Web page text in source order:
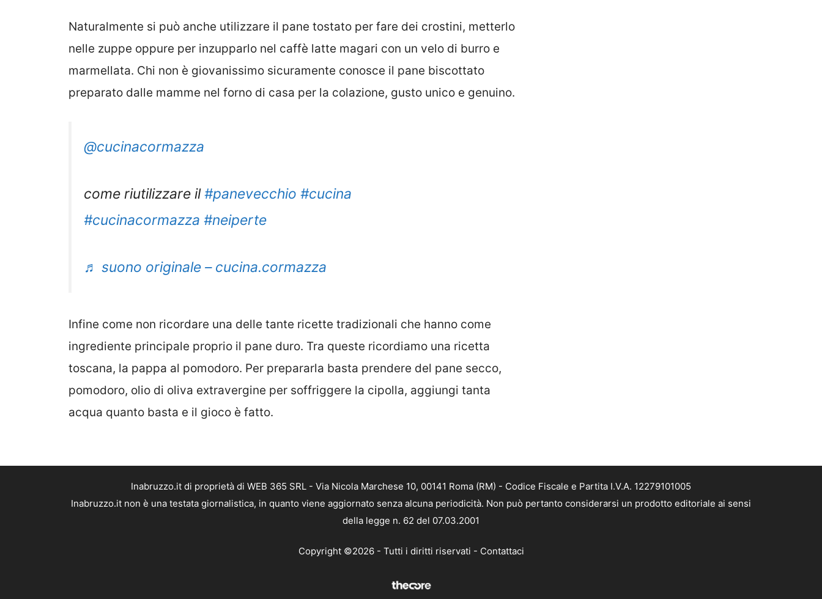
Naturalmente si può anche utilizzare il pane tostato per fare dei crostini, metterlo
nelle zuppe oppure per inzupparlo nel caffè latte magari con un velo di burro e
marmellata. Chi non è giovanissimo sicuramente conosce il pane biscottato
preparato dalle mamme nel forno di casa per la colazione, gusto unico e genuino.
@cucinacormazza
come riutilizzare il#panevecchio #cucina
#cucinacormazza #neiperte
♬ suono originale – cucina.cormazza
Infine come non ricordare una delle tante ricette tradizionali che hanno come
ingrediente principale proprio il pane duro. Tra queste ricordiamo una ricetta
toscana, la pappa al pomodoro. Per prepararla basta prendere del pane secco,
pomodoro, olio di oliva extravergine per soffriggere la cipolla, aggiungi tanta
acqua quanto basta e il gioco è fatto.
Inabruzzo.it di proprietà di WEB 365 SRL - Via Nicola Marchese 10, 00141 Roma (RM) - Codice Fiscale e Partita I.V.A. 12279101005
Inabruzzo.it non è una testata giornalistica, in quanto viene aggiornato senza alcuna periodicità. Non può pertanto considerarsi un prodotto editoriale ai sensi
della legge n. 62 del 07.03.2001
Copyright ©2026 - Tutti i diritti riservati - Contattaci